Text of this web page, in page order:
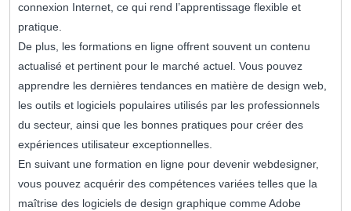
connexion Internet, ce qui rend l’apprentissage flexible et
pratique.
De plus, les formations en ligne offrent souvent un contenu
actualisé et pertinent pour le marché actuel. Vous pouvez
apprendre les dernières tendances en matière de design web,
les outils et logiciels populaires utilisés par les professionnels
du secteur, ainsi que les bonnes pratiques pour créer des
expériences utilisateur exceptionnelles.
En suivant une formation en ligne pour devenir webdesigner,
vous pouvez acquérir des compétences variées telles que la
maîtrise des logiciels de design graphique comme Adobe